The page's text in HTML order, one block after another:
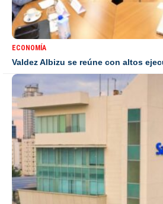
ECONOMÍA
Valdez Albizu se reúne con altos